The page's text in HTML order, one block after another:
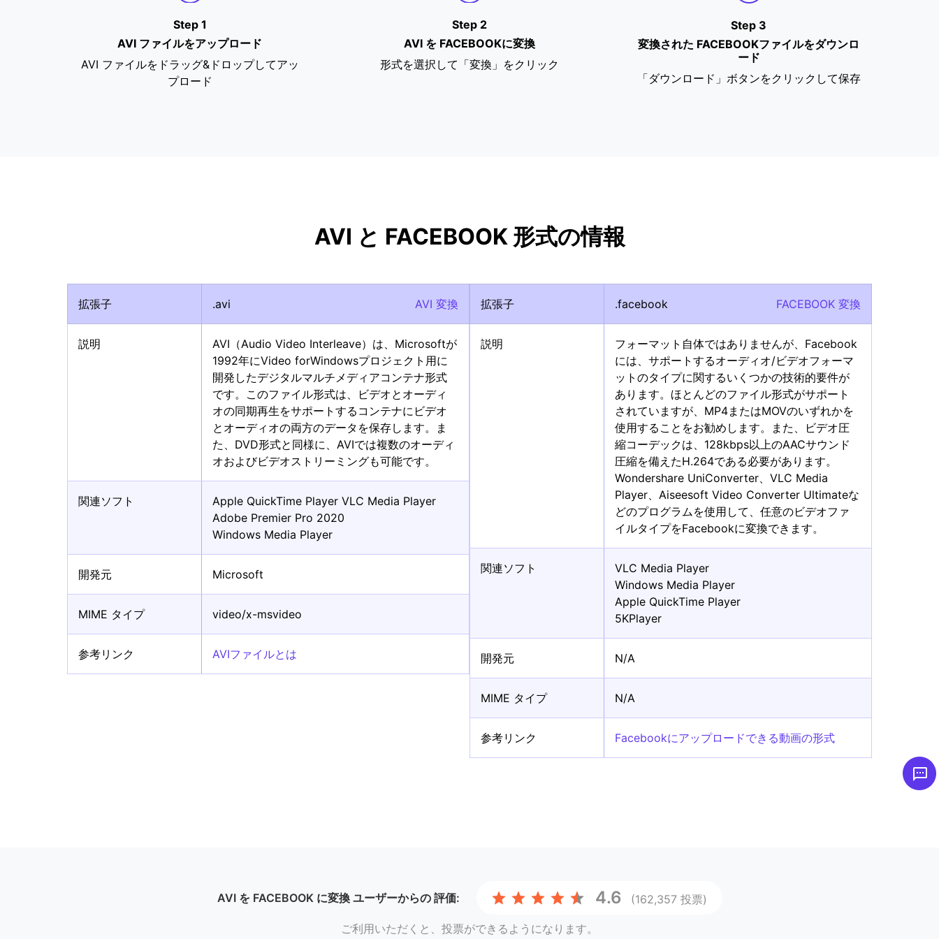
Step 1
AVI ファイルをアップロード
AVI ファイルをドラッグ&ドロップしてアッ
プロード
Step 2
AVI を FACEBOOKに変換
形式を選択して「変換」をクリック
Step 3
変換された FACEBOOKファイルをダウンロ
ード
「ダウンロード」ボタンをクリックして保存
AVI と FACEBOOK 形式の情報
拡張子 .avi AVI 変換
説明
AVI（Audio Video Interleave）は、Microsoftが
1992年にVideo forWindowsプロジェクト用に
開発したデジタルマルチメディアコンテナ形式
です。このファイル形式は、ビデオとオーディ
オの同期再生をサポートするコンテナにビデオ
とオーディオの両方のデータを保存します。ま
た、DVD形式と同様に、AVIでは複数のオーディ
オおよびビデオストリーミングも可能です。
関連ソフト
Apple QuickTime Player VLC Media Player
Adobe Premier Pro 2020
Windows Media Player
開発元 Microsoft
MIME タイプ video/x-msvideo
参考リンク AVIファイルとは
拡張子 .facebook FACEBOOK 変換
説明
フォーマット自体ではありませんが、Facebook
には、サポートするオーディオ/ビデオフォーマ
ットのタイプに関するいくつかの技術的要件が
あります。ほとんどのファイル形式がサポート
されていますが、MP4またはMOVのいずれかを
使用することをお勧めします。また、ビデオ圧
縮コーデックは、128kbps以上のAACサウンド
圧縮を備えたH.264である必要があります。
Wondershare UniConverter、VLC Media
Player、Aiseesoft Video Converter Ultimateな
どのプログラムを使用して、任意のビデオファ
イルタイプをFacebookに変換できます。
関連ソフト
VLC Media Player
Windows Media Player
Apple QuickTime Player
5KPlayer
開発元 N/A
MIME タイプ N/A
参考リンク Facebookにアップロードできる動画の形式
AVI を FACEBOOK に変換 ユーザーからの 評価: 4.6 (162,357 投票)
ご利用いただくと、投票ができるようになります。